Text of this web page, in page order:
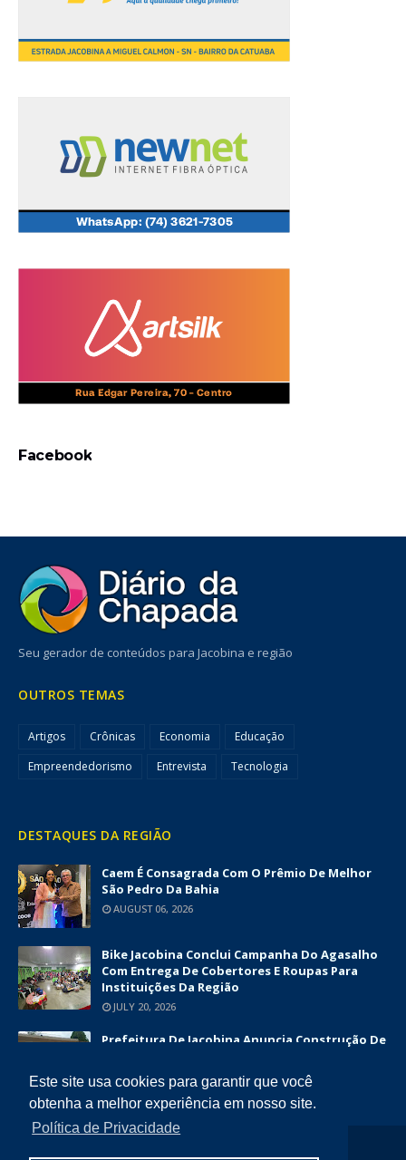
Este site usa cookies para garantir que você
obtenha a melhor experiência em nosso site.
Política de Privacidade
Facebook
Seu gerador de conteúdos para Jacobina e região
OUTROS TEMAS
Artigos Crônicas Economia
Educação
Empreendedorismo
Entrevista Tecnologia
DESTAQUES DA REGIÃO
Caem É Consagrada Com O Prêmio De Melhor
São Pedro Da Bahia
AUGUST 06, 2026
Bike Jacobina Conclui Campanha Do Agasalho
Com Entrega De Cobertores E Roupas Para
Instituições Da Região
JULY 20, 2026
Prefeitura De Jacobina Anuncia Construção De
Superior A R$ 1,7 Milhão
JUNE 12, 2026